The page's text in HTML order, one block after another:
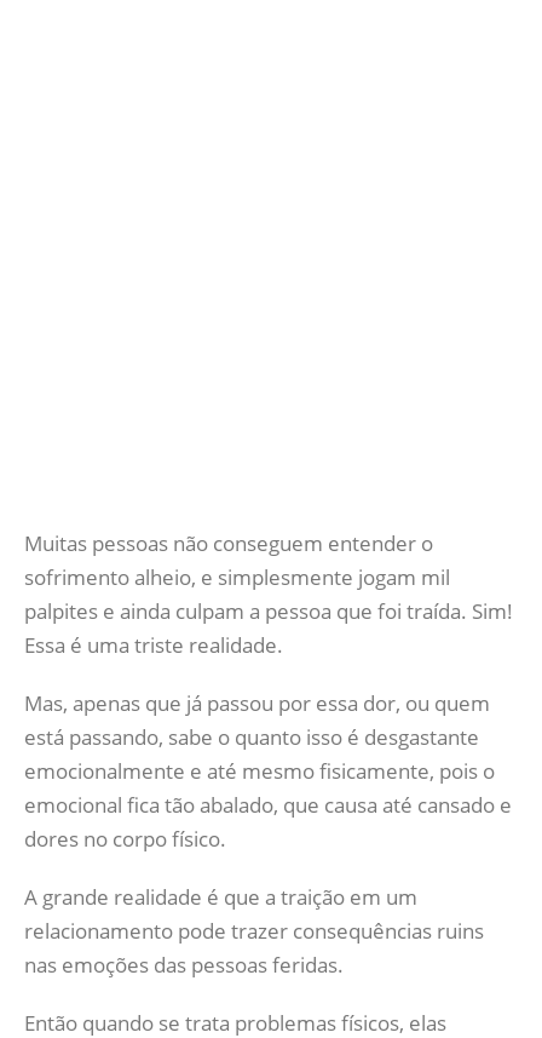
Muitas pessoas não conseguem entender o
sofrimento alheio, e simplesmente jogam mil
palpites e ainda culpam a pessoa que foi traída. Sim!
Essa é uma triste realidade.
Mas, apenas que já passou por essa dor, ou quem
está passando, sabe o quanto isso é desgastante
emocionalmente e até mesmo fisicamente, pois o
emocional fica tão abalado, que causa até cansado e
dores no corpo físico.
A grande realidade é que a traição em um
relacionamento pode trazer consequências ruins
nas emoções das pessoas feridas.
Então quando se trata problemas físicos, elas